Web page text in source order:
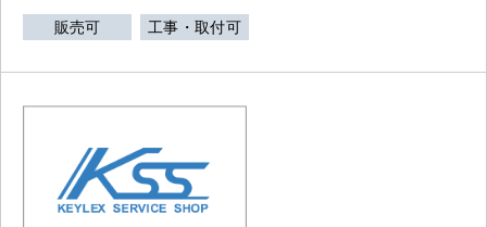
販売可 工事・取付可